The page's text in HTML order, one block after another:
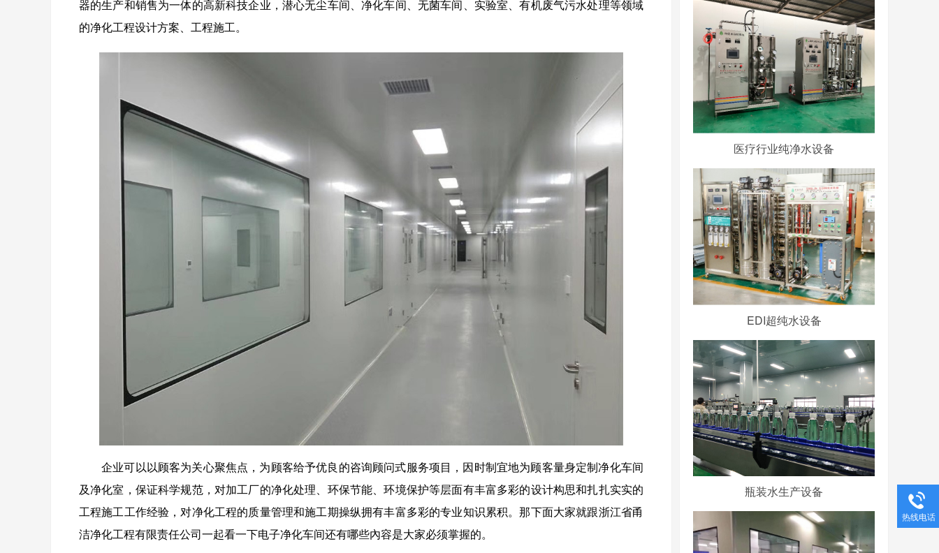
器的生产和销售为一体的高新科技企业，潜心无尘车间、净化车间、无菌车间、实验室、有机废气污水处理等领域
的净化工程设计方案、工程施工。
企业可以以顾客为关心聚焦点，为顾客给予优良的咨询顾问式服务项目，因时制宜地为顾客量身定制净化车间
及净化室，保证科学规范，对加工厂的净化处理、环保节能、环境保护等层面有丰富多彩的设计构思和扎扎实实的
工程施工工作经验，对净化工程的质量管理和施工期操纵拥有丰富多彩的专业知识累积。那下面大家就跟浙江省甬
洁净化工程有限责任公司一起看一下电子净化车间还有哪些內容是大家必须掌握的。
医疗行业纯净水设备
EDI超纯水设备
瓶装水生产设备
热线电话